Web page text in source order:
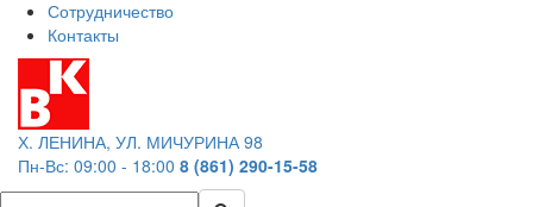
Сотрудничество
Контакты
Х. ЛЕНИНА, УЛ. МИЧУРИНА 98
Пн-Вс: 09:00 - 18:00 8 (861) 290-15-58